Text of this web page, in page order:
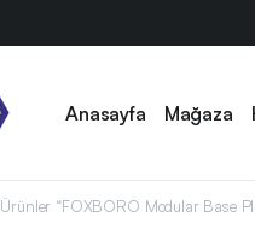
Anasayfa Mağaza
Ürünler “FOXBORO Modular Base